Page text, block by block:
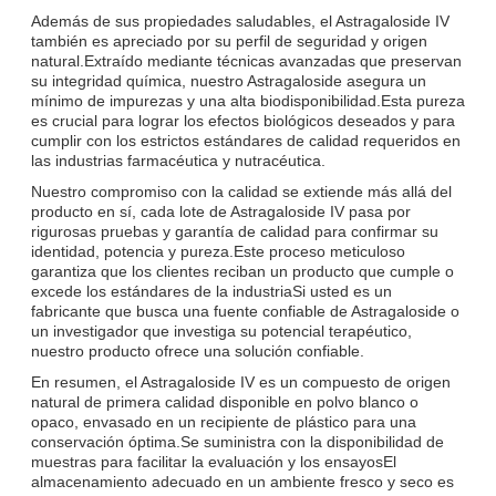
Además de sus propiedades saludables, el Astragaloside IV
también es apreciado por su perfil de seguridad y origen
natural.Extraído mediante técnicas avanzadas que preservan
su integridad química, nuestro Astragaloside asegura un
mínimo de impurezas y una alta biodisponibilidad.Esta pureza
es crucial para lograr los efectos biológicos deseados y para
cumplir con los estrictos estándares de calidad requeridos en
las industrias farmacéutica y nutracéutica.
Nuestro compromiso con la calidad se extiende más allá del
producto en sí, cada lote de Astragaloside IV pasa por
rigurosas pruebas y garantía de calidad para confirmar su
identidad, potencia y pureza.Este proceso meticuloso
garantiza que los clientes reciban un producto que cumple o
excede los estándares de la industriaSi usted es un
fabricante que busca una fuente confiable de Astragaloside o
un investigador que investiga su potencial terapéutico,
nuestro producto ofrece una solución confiable.
En resumen, el Astragaloside IV es un compuesto de origen
natural de primera calidad disponible en polvo blanco o
opaco, envasado en un recipiente de plástico para una
conservación óptima.Se suministra con la disponibilidad de
muestras para facilitar la evaluación y los ensayosEl
almacenamiento adecuado en un ambiente fresco y seco es